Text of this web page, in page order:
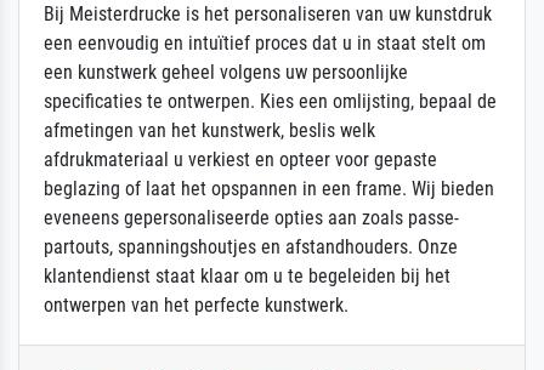
Bij Meisterdrucke is het personaliseren van uw kunstdruk
een eenvoudig en intuïtief proces dat u in staat stelt om
een kunstwerk geheel volgens uw persoonlijke
specificaties te ontwerpen. Kies een omlijsting, bepaal de
afmetingen van het kunstwerk, beslis welk
afdrukmateriaal u verkiest en opteer voor gepaste
beglazing of laat het opspannen in een frame. Wij bieden
eveneens gepersonaliseerde opties aan zoals passe-
partouts, spanningshoutjes en afstandhouders. Onze
klantendienst staat klaar om u te begeleiden bij het
ontwerpen van het perfecte kunstwerk.